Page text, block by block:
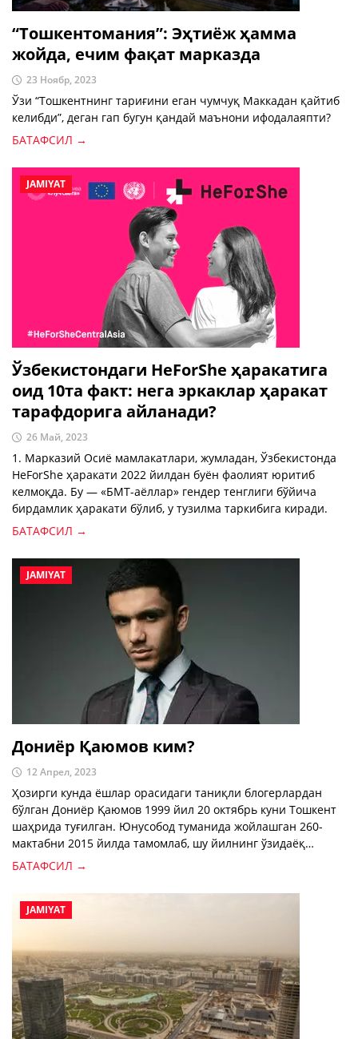
“Тошкентомания”: Эҳтиёж ҳамма
жойда, ечим фақат марказда
23 Ноябр, 2023
Ўзи “Тошкентнинг тариғини еган чумчуқ Маккадан қайтиб
келибди”, деган гап бугун қандай маънони ифодалаяпти?
БАТАФСИЛ →
JAMIYAT
Ўзбекистондаги HeForShe ҳаракатига
оид 10та факт: нега эркаклар ҳаракат
тарафдорига айланади?
26 Май, 2023
1. Марказий Осиё мамлакатлари, жумладан, Ўзбекистонда
HeForShe ҳаракати 2022 йилдан буён фаолият юритиб
келмоқда. Бу — «БМТ-аёллар» гендер тенглиги бўйича
бирдамлик ҳаракати бўлиб, у тузилма таркибига киради.
БАТАФСИЛ →
JAMIYAT
Дониёр Қаюмов ким?
12 Апрел, 2023
Ҳозирги кунда ёшлар орасидаги таниқли блогерлардан
бўлган Дониёр Қаюмов 1999 йил 20 октябрь куни Тошкент
шаҳрида туғилган. Юнусобод туманида жойлашган 260-
мактабни 2015 йилда тамомлаб, шу йилнинг ўзидаёқ
Компьютер технологиялари бўйича Коллежга ўқишга
БАТАФСИЛ →
JAMIYAT